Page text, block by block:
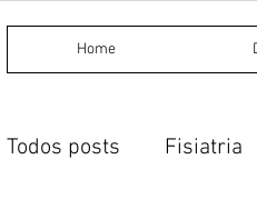
Home
Todos posts Fisiatria